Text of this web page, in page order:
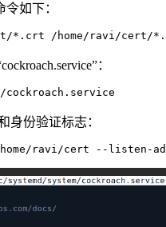
如下：
*.crt /home/ravi/cert/
：
cockroach.service
身份验证标志：
ravi/cert --listen-